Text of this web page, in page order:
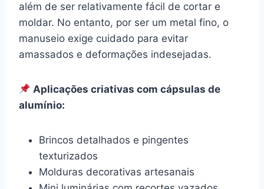
além de ser relativamente fácil de cortar e
moldar. No entanto, por ser um metal fino, o
manuseio exige cuidado para evitar
amassados e deformações indesejadas.
Aplicações criativas com cápsulas de
alumínio:
Brincos detalhados e pingentes
texturizados
Molduras decorativas artesanais